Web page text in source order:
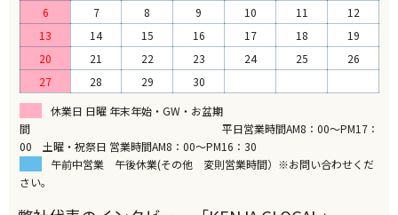
6
7 8 9 10 11
12
13
14 15 16 17 18
19
20
21 22 23 24 25
26
27
28 29
30
休業日 日曜 年末年始・GW・お盆期
間 平日営業時間AM8：00～PM17：
00 土曜・祝祭日 営業時間AM8：00～PM16：30
午前中営業 午後休業(その他 変則営業時間）※お問い合わせくだ
さい。